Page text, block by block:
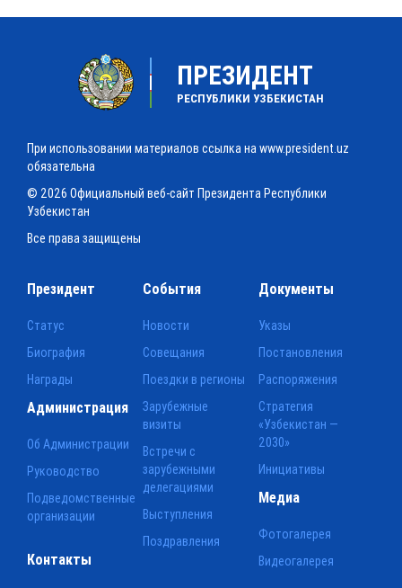
ПРЕЗИДЕНТ
РЕСПУБЛИКИ УЗБЕКИСТАН
При использовании материалов ссылка на www.president.uz
обязательна
© 2026 Официальный веб-сайт Президента Республики
Узбекистан
Все права защищены
Президент
Статус
Биография
Награды
События
Новости
Совещания
Поездки в регионы
Зарубежные
визиты
Встречи с
зарубежными
делегациями
Выступления
Поздравления
Документы
Указы
Постановления
Распоряжения
Стратегия
«Узбекистан —
2030»
Инициативы
Администрация
Об Администрации
Руководство
Подведомственные
организации
Медиа
Фотогалерея
Видеогалерея
Контакты